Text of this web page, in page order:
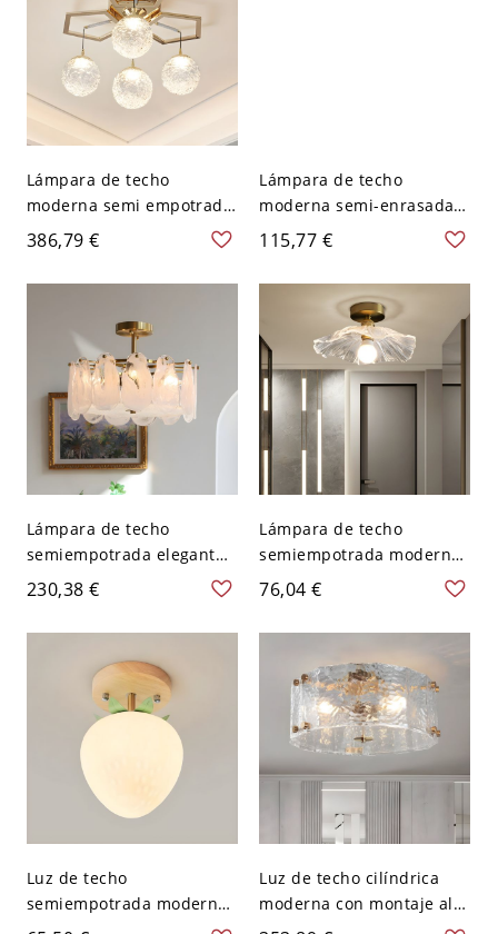
Lámpara de techo
moderna semi empotrada
en oro con globos de
vidrio transparente - 110
A 120 V 4
386,79 €
Lámpara de techo
moderna semi-enrasada
con acabado dorado y
pantalla de vidrio de agua
- 110 A 120 V
115,77 €
Lámpara de techo
semiempotrada elegante
de cilindro dorado con
pantalla de vidrio hacia
abajo - 110 A 120 V 40,64
230,38 €
Lámpara de techo
semiempotrada moderna
en oro con pantalla de
vidrio transparente hacia
abajo - 110 A 120 V
76,04 €
Luz de techo
semiempotrada moderna
de madera natural con
Luz de techo cilíndrica
moderna con montaje al
ras y pantalla de vidrio